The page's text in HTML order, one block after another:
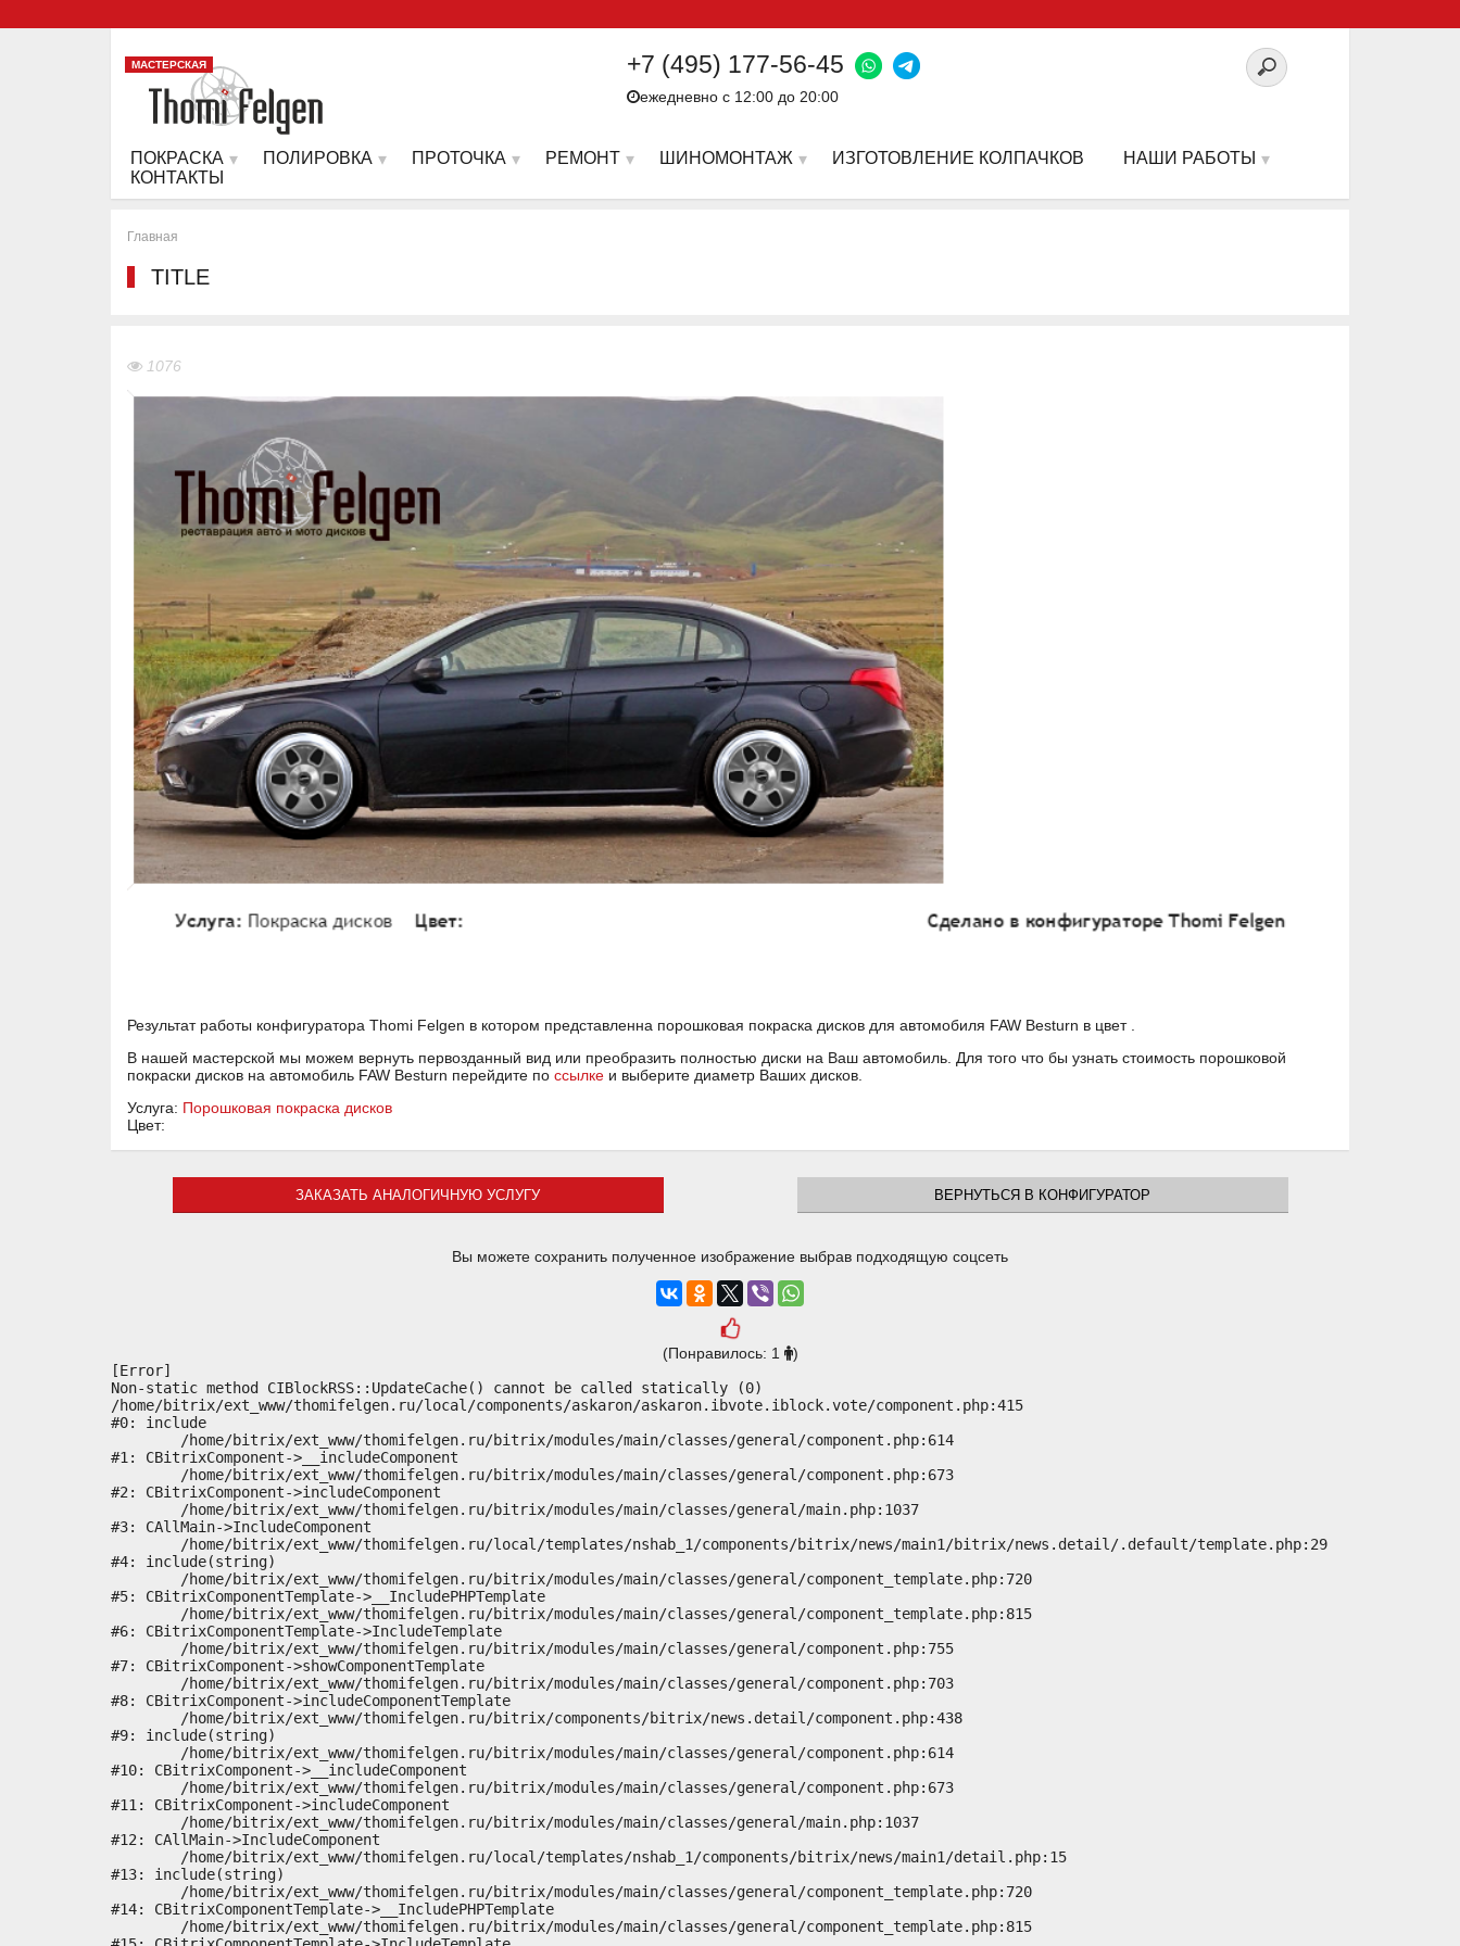
МАСТЕРСКАЯ +7 (495) 177-56-45
ежедневно с 12:00 до 20:00
ПОКРАСКА ПОЛИРОВКА ПРОТОЧКА РЕМОНТ ШИНОМОНТАЖ ИЗГОТОВЛЕНИЕ КОЛПАЧКОВ
НАШИ РАБОТЫ
КОНТАКТЫ
Главная
TITLE
1076
Результат работы конфигуратора Thomi Felgen в котором представленна порошковая покраска дисков для автомобиля FAW Besturn в цвет .
В нашей мастерской мы можем вернуть первозданный вид или преобразить полностью диски на Ваш автомобиль. Для того что бы узнать стоимость порошковой
покраски дисков на автомобиль FAW Besturn перейдите по ссылке и выберите диаметр Ваших дисков.
Услуга: Порошковая покраска дисков
Цвет:
ЗАКАЗАТЬ АНАЛОГИЧНУЮ УСЛУГУ ВЕРНУТЬСЯ В КОНФИГУРАТОР
Вы можете сохранить полученное изображение выбрав подходящую соцсеть
(Понравилось: 1
)
[Error]
Non-static method CIBlockRSS::UpdateCache() cannot be called statically (0)
/home/bitrix/ext_www/thomifelgen.ru/local/components/askaron/askaron.ibvote.iblock.vote/component.php:415
#0: include
#1: CBitrixComponent->__includeComponent
#2: CBitrixComponent->includeComponent
#3: CAllMain->IncludeComponent
#4: include(string)
#5: CBitrixComponentTemplate->__IncludePHPTemplate
#6: CBitrixComponentTemplate->IncludeTemplate
#7: CBitrixComponent->showComponentTemplate
#8: CBitrixComponent->includeComponentTemplate
#9: include(string)
#10: CBitrixComponent->__includeComponent
#11: CBitrixComponent->includeComponent
#12: CAllMain->IncludeComponent
#13: include(string)
#14: CBitrixComponentTemplate->__IncludePHPTemplate